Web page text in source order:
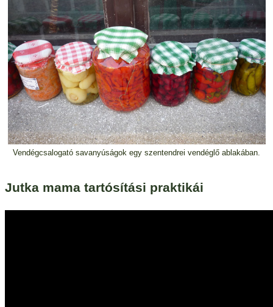
Vendégcsalogató savanyúságok egy szentendrei vendéglő ablakában.
Jutka mama tartósítási praktikái